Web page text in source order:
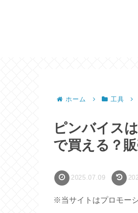
ホーム 工具
ピンバイス
で買える？
2025.07.09
※当サイトはプロモー